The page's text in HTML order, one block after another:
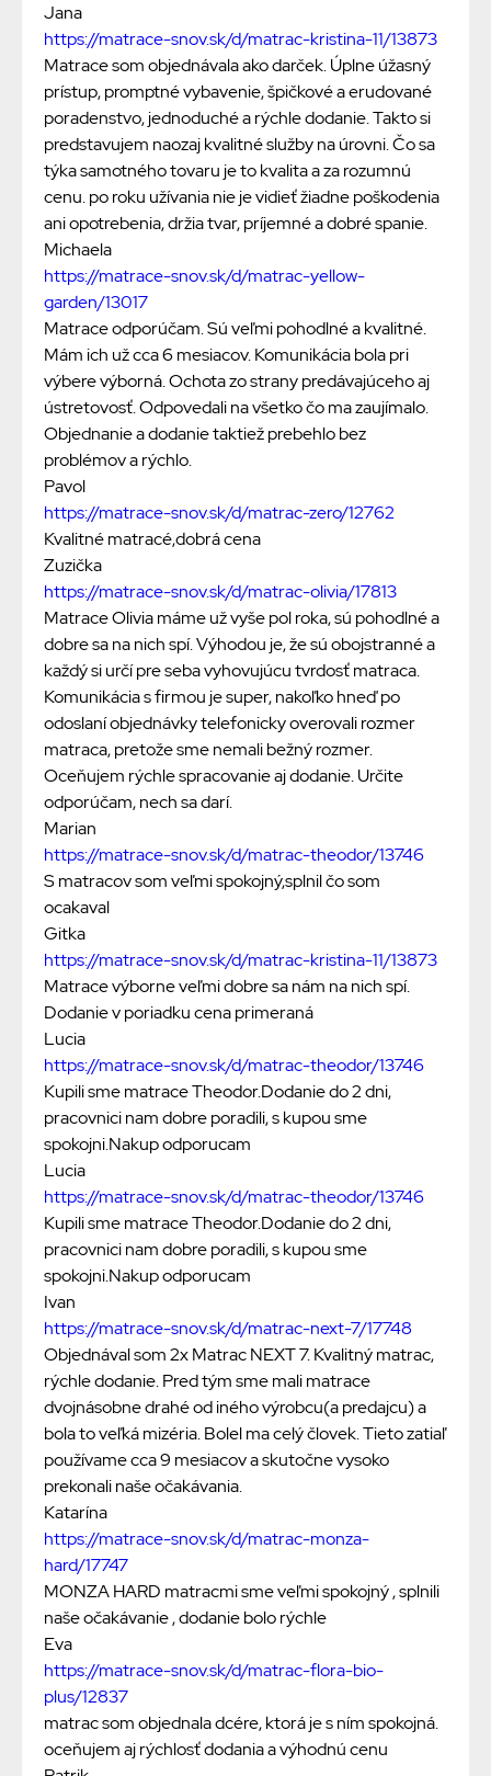
Jana
https://matrace-snov.sk/d/matrac-kristina-11/13873
Matrace som objednávala ako darček. Úplne úžasný
prístup, promptné vybavenie, špičkové a erudované
poradenstvo, jednoduché a rýchle dodanie. Takto si
predstavujem naozaj kvalitné služby na úrovni. Čo sa
týka samotného tovaru je to kvalita a za rozumnú
cenu. po roku užívania nie je vidieť žiadne poškodenia
ani opotrebenia, držia tvar, príjemné a dobré spanie.
Michaela
https://matrace-snov.sk/d/matrac-yellow-
garden/13017
Matrace odporúčam. Sú veľmi pohodlné a kvalitné.
Mám ich už cca 6 mesiacov. Komunikácia bola pri
výbere výborná. Ochota zo strany predávajúceho aj
ústretovosť. Odpovedali na všetko čo ma zaujímalo.
Objednanie a dodanie taktiež prebehlo bez
problémov a rýchlo.
Pavol
https://matrace-snov.sk/d/matrac-zero/12762
Kvalitné matracé,dobrá cena
Zuzička
https://matrace-snov.sk/d/matrac-olivia/17813
Matrace Olivia máme už vyše pol roka, sú pohodlné a
dobre sa na nich spí. Výhodou je, že sú obojstranné a
každý si určí pre seba vyhovujúcu tvrdosť matraca.
Komunikácia s firmou je super, nakoľko hneď po
odoslaní objednávky telefonicky overovali rozmer
matraca, pretože sme nemali bežný rozmer.
Oceňujem rýchle spracovanie aj dodanie. Určite
odporúčam, nech sa darí.
Marian
https://matrace-snov.sk/d/matrac-theodor/13746
S matracov som veľmi spokojný,splnil čo som
ocakaval
Gitka
https://matrace-snov.sk/d/matrac-kristina-11/13873
Matrace výborne veľmi dobre sa nám na nich spí.
Dodanie v poriadku cena primeraná
Lucia
https://matrace-snov.sk/d/matrac-theodor/13746
Kupili sme matrace Theodor.Dodanie do 2 dni,
pracovnici nam dobre poradili, s kupou sme
spokojni.Nakup odporucam
Lucia
https://matrace-snov.sk/d/matrac-theodor/13746
Kupili sme matrace Theodor.Dodanie do 2 dni,
pracovnici nam dobre poradili, s kupou sme
spokojni.Nakup odporucam
Ivan
https://matrace-snov.sk/d/matrac-next-7/17748
Objednával som 2x Matrac NEXT 7. Kvalitný matrac,
rýchle dodanie. Pred tým sme mali matrace
dvojnásobne drahé od iného výrobcu(a predajcu) a
bola to veľká mizéria. Bolel ma celý človek. Tieto zatiaľ
používame cca 9 mesiacov a skutočne vysoko
prekonali naše očakávania.
Katarína
https://matrace-snov.sk/d/matrac-monza-
hard/17747
MONZA HARD matracmi sme veľmi spokojný , splnili
naše očakávanie , dodanie bolo rýchle
Eva
https://matrace-snov.sk/d/matrac-flora-bio-
plus/12837
matrac som objednala dcére, ktorá je s ním spokojná.
oceňujem aj rýchlosť dodania a výhodnú cenu